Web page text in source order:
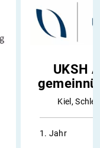
UKSH
Kiel,
1. Jahr